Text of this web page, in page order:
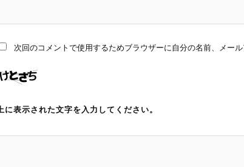
次回のコメントで使用するためブラウザーに自分の名前、メール
上に表示された文字を入力してください。